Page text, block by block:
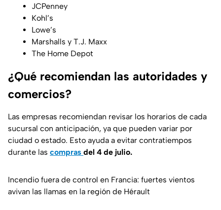
JCPenney
Kohl’s
Lowe’s
Marshalls y T.J. Maxx
The Home Depot
¿Qué recomiendan las autoridades y
comercios?
Las empresas recomiendan revisar los horarios de cada
sucursal con anticipación, ya que pueden variar por
ciudad o estado. Esto ayuda a evitar contratiempos
durante las compras del 4 de julio.
Incendio fuera de control en Francia: fuertes vientos
avivan las llamas en la región de Hérault